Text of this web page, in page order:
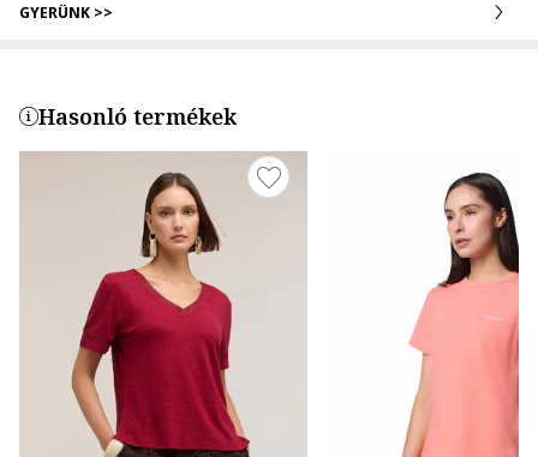
GYERÜNK >>
Hasonló termékek